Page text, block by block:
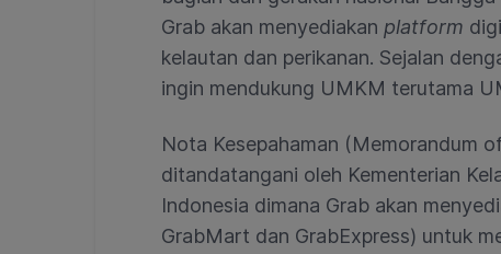
Grab akan menyediakan platform
kelautan dan perikanan. Sejalan
ingin mendukung UMKM terutama
Nota Kesepahaman (Memorandum
ditandatangani oleh Kementerian
Indonesia dimana Grab akan
GrabMart dan GrabExpress) untuk